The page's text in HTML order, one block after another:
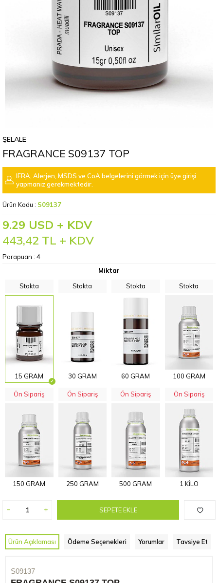
ŞELALE
FRAGRANCE S09137 TOP
IFRA, Alerjen, MSDS ve CoA belgelerini görmek için üye girişi
yapmanız gerekmektedir.
Ürün Kodu : S09137
9.29 USD + KDV
443,42 TL + KDV
Parapuan : 4
Miktar
Stokta
15 GRAM
Stokta
30 GRAM
Stokta
60 GRAM
Stokta
100 GRAM
Ön Sipariş
150 GRAM
Ön Sipariş
250 GRAM
Ön Sipariş
500 GRAM
Ön Sipariş
1 KİLO
SEPETE EKLE
Ürün Açıklaması Ödeme Seçenekleri Yorumlar Tavsiye Et
S09137